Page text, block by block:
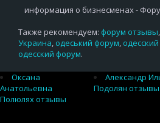
информация о бизнесменах -
Также рекомендуем: форум отзывы,
Украина, одеський форум,
одесский форум.
Оксана
Анатольевна
Полюлях отзывы
Александр
Подолян отзывы